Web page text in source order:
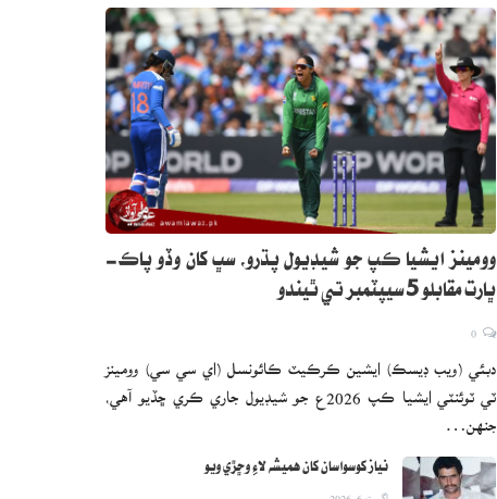
وومينز ايشيا ڪپ جو شيڊيول پڌرو، سڀ کان وڏو پاڪ-
ڀارت مقابلو 5 سيپٽمبر تي ٿيندو
دبئي (ويب ڊيسڪ) ايشين ڪرڪيٽ ڪائونسل (اي سي سي) وومينز
ٽي ٽوئنٽي ايشيا ڪپ 2026ع جو شيڊيول جاري ڪري ڇڏيو آهي،
نياز کوسواسان کان هميشه لاءِ وڇڙي ويو
اگست 6, 2026